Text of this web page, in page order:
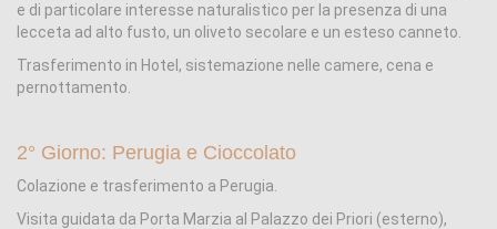
e di particolare interesse naturalistico per la presenza di una
lecceta ad alto fusto, un oliveto secolare e un esteso canneto.
Trasferimento in Hotel, sistemazione nelle camere, cena e
pernottamento.
2° Giorno: Perugia e Cioccolato
Colazione e trasferimento a Perugia.
Visita guidata da Porta Marzia al Palazzo dei Priori (esterno),